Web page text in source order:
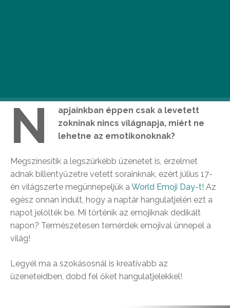
N
apjainkban éppen csak a levetett
zokninak nincs világnapja, miért ne
lehetne az emotikonoknak?
Megszínesítik a legszürkébb üzenetet is, érzelmet
adnak billentyűzetre vetett sorainknak, ezért július 17-
én világszerte megünnepeljük aWorld Emoji Day-t! Az
egész onnan indult, hogy a naptár hangulatjelén ezt a
napot jelölték be. Mi történik az emojiknak dedikált
napon? Természetesen temérdek emojival ünnepel a
világ!
Legyél ma a szokásosnál is kreatívabb az
üzeneteidben, dobd fel őket hangulatjelekkel!